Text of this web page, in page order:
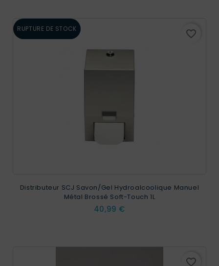
RUPTURE DE STOCK favorite_border
Distributeur SCJ Savon/Gel Hydroalcoolique Manuel
Métal Brossé Soft-Touch 1L
Prix
40,99 €
favorite_border